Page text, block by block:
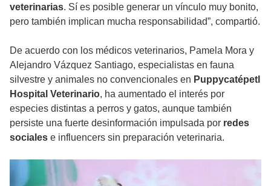
veterinarias. Sí es posible generar un vínculo muy bonito,
pero también implican mucha responsabilidad”, compartió.
De acuerdo con los médicos veterinarios, Pamela Mora y
Alejandro Vázquez Santiago, especialistas en fauna
silvestre y animales no convencionales en Puppycatépetl
Hospital Veterinario, ha aumentado el interés por
especies distintas a perros y gatos, aunque también
persiste una fuerte desinformación impulsada por redes
sociales e influencers sin preparación veterinaria.